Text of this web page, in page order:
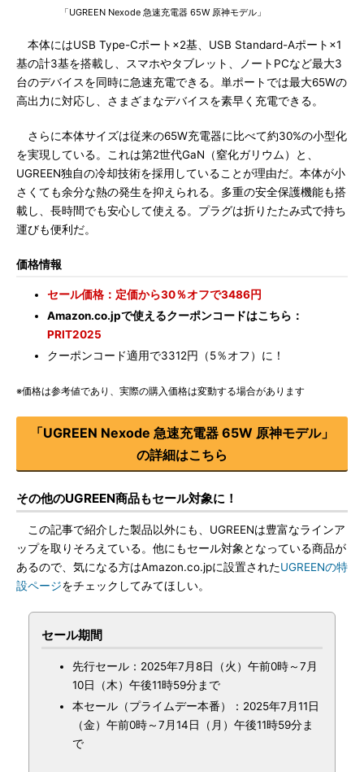
「UGREEN Nexode 急速充電器 65W 原神モデル」
本体にはUSB Type-Cポート×2基、USB Standard-Aポート×1
基の計3基を搭載し、スマホやタブレット、ノートPCなど最大3
台のデバイスを同時に急速充電できる。単ポートでは最大65Wの
高出力に対応し、さまざまなデバイスを素早く充電できる。
さらに本体サイズは従来の65W充電器に比べて約30%の小型化
を実現している。これは第2世代GaN（窒化ガリウム）と、
UGREEN独自の冷却技術を採用していることが理由だ。本体が小
さくても余分な熱の発生を抑えられる。多重の安全保護機能も搭
載し、長時間でも安心して使える。プラグは折りたたみ式で持ち
運びも便利だ。
価格情報
セール価格：定価から30％オフで3486円
Amazon.co.jpで使えるクーポンコードはこちら：
PRIT2025
クーポンコード適用で3312円（5％オフ）に！
※価格は参考値であり、実際の購入価格は変動する場合があります
「UGREEN Nexode 急速充電器 65W 原神モデル」
の詳細はこちら
その他のUGREEN商品もセール対象に！
この記事で紹介した製品以外にも、UGREENは豊富なラインア
ップを取りそろえている。他にもセール対象となっている商品が
あるので、気になる方はAmazon.co.jpに設置されたUGREENの特
設ページをチェックしてみてほしい。
セール期間
先行セール：2025年7月8日（火）午前0時～7月
10日（木）午後11時59分まで
本セール（プライムデー本番）：2025年7月11日
（金）午前0時～7月14日（月）午後11時59分ま
で